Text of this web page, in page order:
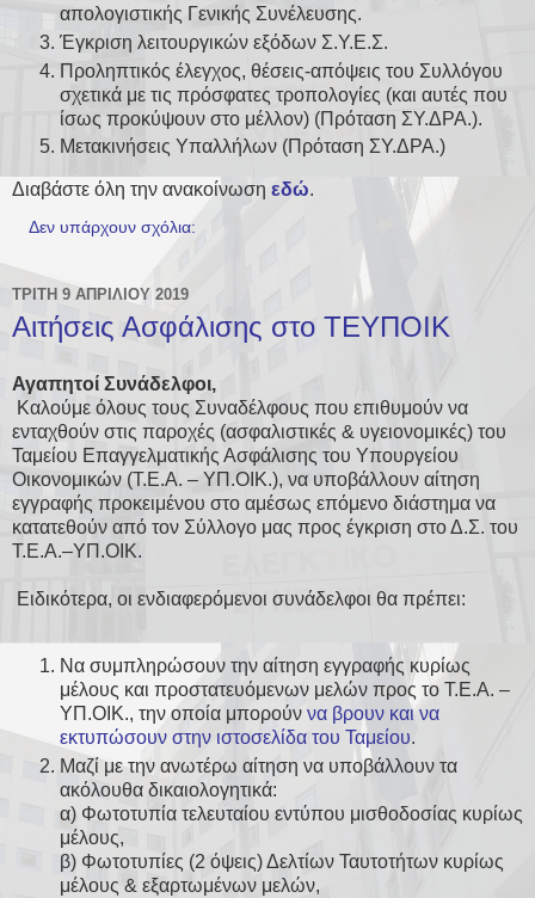
απολογιστικής Γενικής Συνέλευσης.
Έγκριση λειτουργικών εξόδων Σ.Υ.Ε.Σ.
Προληπτικός έλεγχος, θέσεις-απόψεις του Συλλόγου
σχετικά με τις πρόσφατες τροπολογίες (και αυτές που
ίσως προκύψουν στο μέλλον) (Πρόταση ΣΥ.ΔΡΑ.).
Μετακινήσεις Υπαλλήλων (Πρόταση ΣΥ.ΔΡΑ.)
Διαβάστε όλη την ανακοίνωση εδώ.
Δεν υπάρχουν σχόλια:
ΤΡΊΤΗ 9 ΑΠΡΙΛΊΟΥ 2019
Αιτήσεις Ασφάλισης στο ΤΕΥΠΟΙΚ
Αγαπητοί Συνάδελφοι,
Καλούμε όλους τους Συναδέλφους που επιθυμούν να
ενταχθούν στις παροχές (ασφαλιστικές & υγειονομικές) του
Ταμείου Επαγγελματικής Ασφάλισης του Υπουργείου
Οικονομικών (Τ.Ε.Α. – ΥΠ.ΟΙΚ.), να υποβάλλουν αίτηση
εγγραφής προκειμένου στο αμέσως επόμενο διάστημα να
κατατεθούν από τον Σύλλογο μας προς έγκριση στο Δ.Σ. του
Τ.Ε.Α.–ΥΠ.ΟΙΚ.
Ειδικότερα, οι ενδιαφερόμενοι συνάδελφοι θα πρέπει:
Να συμπληρώσουν την αίτηση εγγραφής κυρίως
μέλους και προστατευόμενων μελών προς το Τ.Ε.Α. –
ΥΠ.ΟΙΚ., την οποία μπορούν να βρουν και να
εκτυπώσουν στην ιστοσελίδα του Ταμείου.
Μαζί με την ανωτέρω αίτηση να υποβάλλουν τα
ακόλουθα δικαιολογητικά:
α) Φωτοτυπία τελευταίου εντύπου μισθοδοσίας κυρίως
μέλους,
β) Φωτοτυπίες (2 όψεις) Δελτίων Ταυτοτήτων κυρίως
μέλους & εξαρτωμένων μελών,